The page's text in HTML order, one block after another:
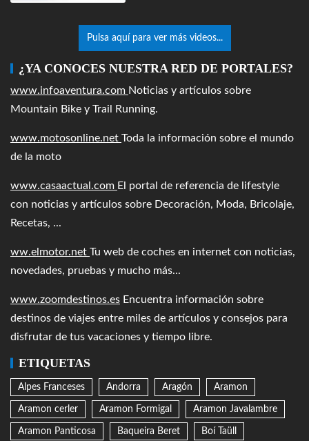
Pulsa aquí para ver más videos...
¿YA CONOCES NUESTRA RED DE PORTALES?
www.infoaventura.com Noticias y artículos sobre
Mountain Bike y Trail Running.
www.motosonline.net Toda la información sobre el mundo
de la moto
www.casaactual.com El portal de referencia de lifestyle
con noticias y artículos sobre Decoración, Moda, Bricolaje,
Recetas, ...
ww.elmotor.net Tu web de coches en internet con noticias,
novedades, pruebas y mucho más...
www.zoomdestinos.es Encuentra información sobre
destinos de viajes entre miles de artículos y consejos para
disfrutar de tus vacaciones y tiempo libre.
ETIQUETAS
Alpes Franceses Andorra Aragón Aramon
Aramon cerler Aramon Formigal Aramon Javalambre
Aramon Panticosa Baqueira Beret Boí Taüll